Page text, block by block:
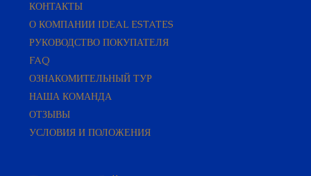
КОНТАКТЫ
О КОМПАНИИ IDEAL ESTATES
РУКОВОДСТВО ПОКУПАТЕЛЯ​
FAQ
ОЗНАКОМИТЕЛЬНЫЙ ТУР
НАША КОМАНДА
ОТЗЫВЫ
УСЛОВИЯ И ПОЛОЖЕНИЯ